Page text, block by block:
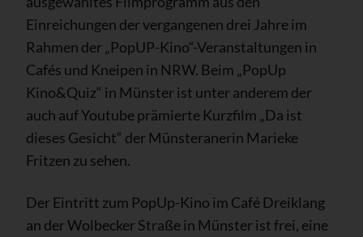
Einreichungen der vergangenen drei Jahre im
Rahmen der „PopUP-Kino“-Veranstaltungen in
Cafés und Kneipen in NRW. Beim „PopUp
Kino&Quiz“ in Münster ist unter anderem der
auch auf Youtube prämierte Kurzfilm „Da ist
dieses Gesicht“ der Münsteranerin Marieke
Fritzen zu sehen.
Der Eintritt zum PopUp-Kino im Café Dreiklang
an der Wolbecker Straße in Münster ist frei, eine